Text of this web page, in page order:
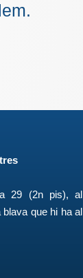
29 (2n pis), al
que hi ha al